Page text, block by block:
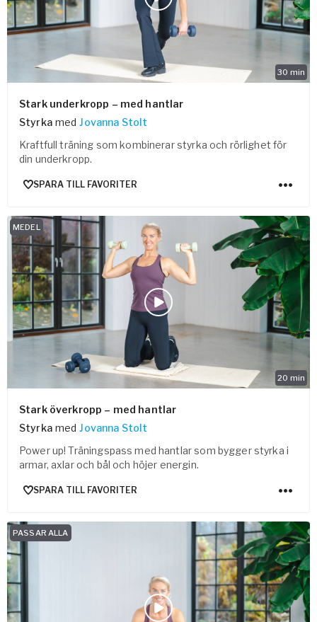
Vården – Yogobe Health & Care
Så stöttar Yogobe patienter, förskrivare och sjukvården
Fysisk aktivitet på recept
Företag
Stöd till arbetsgivare, försäkringsbolag & organisationer
Arbetsgivare
Pausa Smart
30 min
Stark underkropp – med hantlar
Styrka med Jovanna Stolt
Kraftfull träning som kombinerar styrka och rörlighet för
din underkropp.
SPARA TILL FAVORITER
20 min
MEDEL
Stark överkropp – med hantlar
Styrka med Jovanna Stolt
Power up! Träningspass med hantlar som bygger styrka i
armar, axlar och bål och höjer energin.
SPARA TILL FAVORITER
PASSAR ALLA